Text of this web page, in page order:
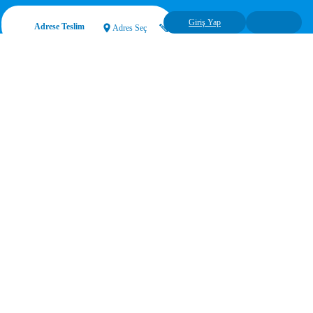
Adrese Teslim Adres Seç
Giriş Yap